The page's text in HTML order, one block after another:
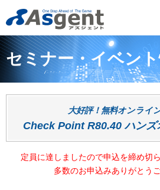
セミナー・イベン
大好評！無料オンライ
Check Point R80.40 ハンズ
定員に達しましたので申込を締め切
多数のお申込みありがとう